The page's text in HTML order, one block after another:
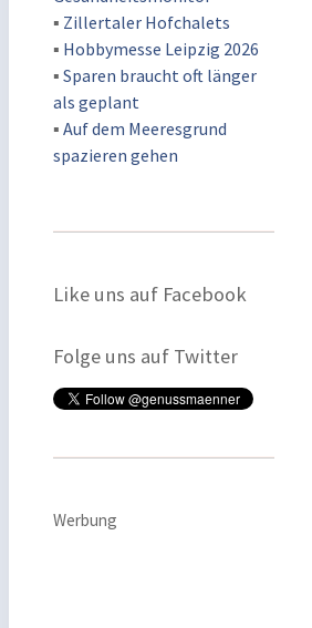
▪ Zillertaler Hofchalets
▪ Hobbymesse Leipzig 2026
▪ Sparen braucht oft länger
als geplant
▪ Auf dem Meeresgrund
spazieren gehen
Like uns auf Facebook
Folge uns auf Twitter
Werbung